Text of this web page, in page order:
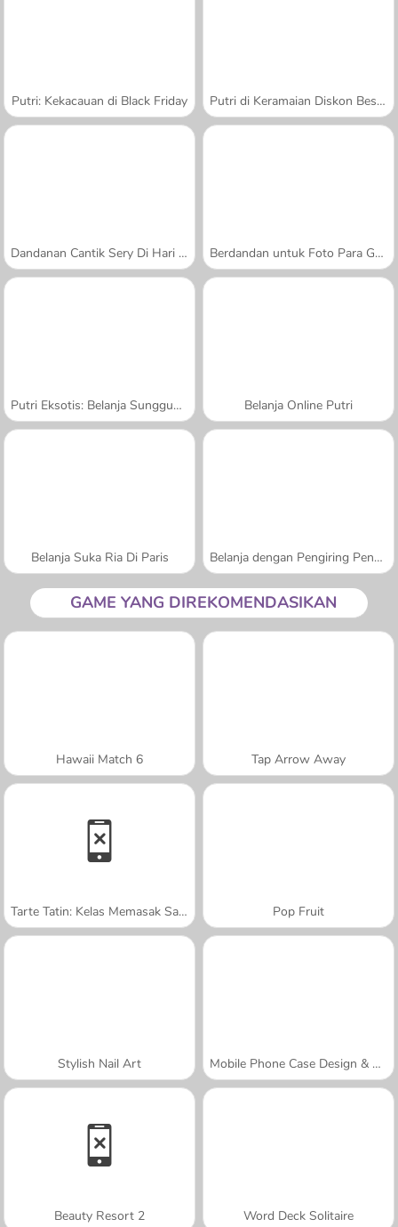
Putri: Kekacauan di Black Friday Putri di Keramaian Diskon Besar-Besaran
Dandanan Cantik Sery Di Hari Belanja Berdandan untuk Foto Para Gadis
Putri Eksotis: Belanja Sungguhan Belanja Online Putri
Belanja Suka Ria Di Paris Belanja dengan Pengiring Pengantin
GAME YANG DIREKOMENDASIKAN
Hawaii Match 6 Tap Arrow Away
Tarte Tatin: Kelas Memasak Sara Pop Fruit
Stylish Nail Art Mobile Phone Case Design & DIY
Beauty Resort 2 Word Deck Solitaire